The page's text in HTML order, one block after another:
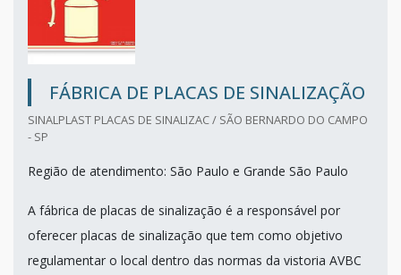
FÁBRICA DE PLACAS DE SINALIZAÇÃO
SINALPLAST PLACAS DE SINALIZAC / SÃO BERNARDO DO CAMPO
- SP
Região de atendimento: São Paulo e Grande São Paulo
A fábrica de placas de sinalização é a responsável por
oferecer placas de sinalização que tem como objetivo
regulamentar o local dentro das normas da vistoria AVBC